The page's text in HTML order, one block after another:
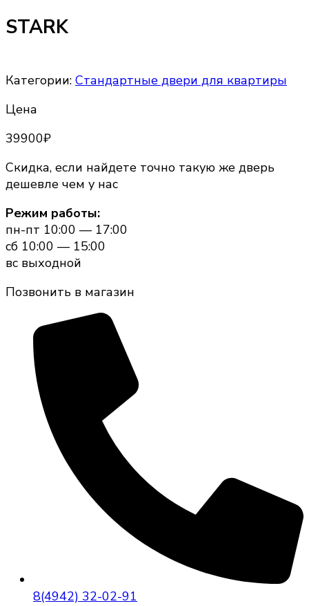
STARK
Категории: Стандартные двери для квартиры
Цена
39900₽
Скидка, если найдете точно такую же дверь
дешевле чем у нас
Режим работы:
пн-пт 10:00 — 17:00
сб 10:00 — 15:00
вс выходной
Позвонить в магазин
8(4942) 32-02-91